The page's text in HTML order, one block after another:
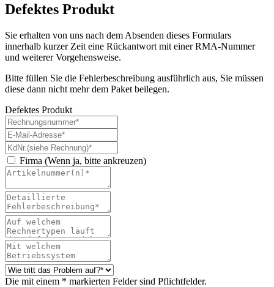
Defektes Produkt
Sie erhalten von uns nach dem Absenden dieses Formulars
innerhalb kurzer Zeit eine Rückantwort mit einer RMA-Nummer
und weiterer Vorgehensweise.
Bitte füllen Sie die Fehlerbeschreibung ausführlich aus, Sie müssen
diese dann nicht mehr dem Paket beilegen.
Defektes Produkt
Firma (Wenn ja, bitte ankreuzen)
Die mit einem * markierten Felder sind Pflichtfelder.